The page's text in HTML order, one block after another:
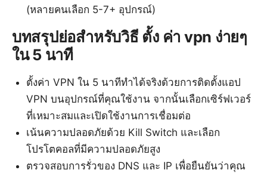
(หลายคนเลือก 5-7+ อุปกรณ์)
บทสรุปย่อสำหรับวิธี ตั้ง ค่า vpn ง่ายๆ
ใน 5 นาที
ตั้งค่า VPN ใน 5 นาทีทำได้จริงด้วยการติดตั้งแอป
VPN บนอุปกรณ์ที่คุณใช้งาน จากนั้นเลือกเซิร์ฟเวอร์
ที่เหมาะสมและเปิดใช้งานการเชื่อมต่อ
เน้นความปลอดภัยด้วย Kill Switch และเลือก
โปรโตคอลที่มีความปลอดภัยสูง
ตรวจสอบการรั่วของ DNS และ IP เพื่อยืนยันว่าคุณ